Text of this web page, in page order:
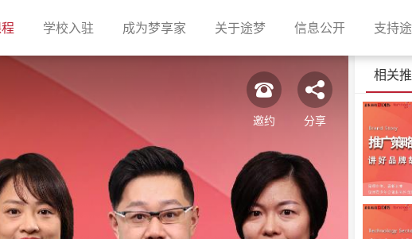
(current)学校入驻(current)成为梦享家(current)关于途梦(current)信息公开(current)
支持
邀约 分享
相关